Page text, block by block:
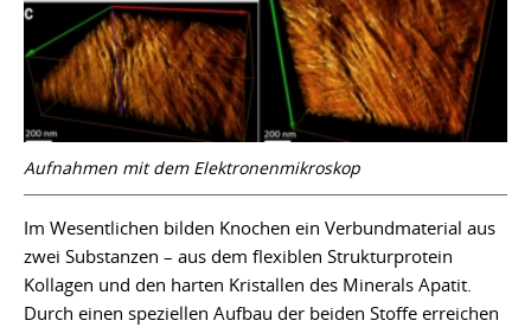
Aufnahmen mit dem Elektronenmikroskop
Im Wesentlichen bilden Knochen ein Verbundmaterial aus
zwei Substanzen – aus dem flexiblen Strukturprotein
Kollagen und den harten Kristallen des Minerals Apatit.
Durch einen speziellen Aufbau der beiden Stoffe erreichen